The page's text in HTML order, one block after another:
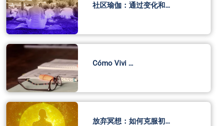
社区瑜伽：通过变化和…
Cómo Vivi …
放弃冥想：如何克服初…